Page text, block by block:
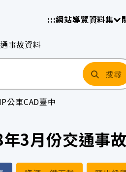
:::網站導覽資料集請
事故資料
搜尋
公車CAD臺中
3月份交通事